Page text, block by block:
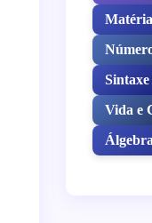
Sintaxe
Vida e